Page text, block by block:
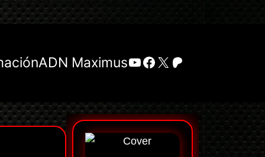
ADN MaximusYouTube
Facebook
X Patreon